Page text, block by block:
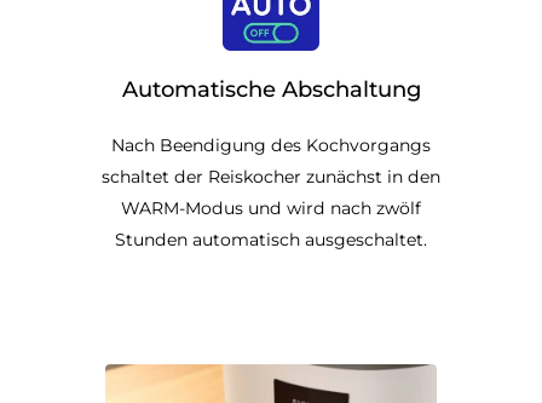
Automatische Abschaltung
Nach Beendigung des Kochvorgangs
schaltet der Reiskocher zunächst in den
WARM-Modus und wird nach zwölf
Stunden automatisch ausgeschaltet.